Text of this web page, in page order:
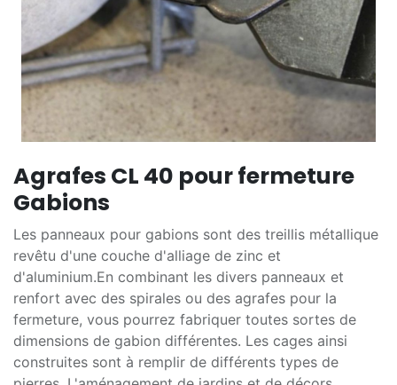
Agrafes CL 40 pour fermeture
Gabions
Les panneaux pour gabions sont des treillis métallique
revêtu d'une couche d'alliage de zinc et
d'aluminium.En combinant les divers panneaux et
renfort avec des spirales ou des agrafes pour la
fermeture, vous pourrez fabriquer toutes sortes de
dimensions de gabion différentes. Les cages ainsi
construites sont à remplir de différents types de